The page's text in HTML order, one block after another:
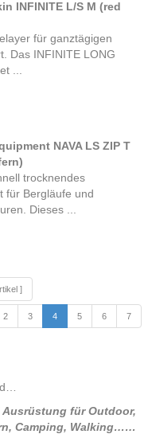
INFINITE L/S M (red
für ganztägigen
Das INFINITE LONG
...
NAVA LS ZIP T
trocknendes
für Bergläufe und
Dieses ...
]
2 3 4 5 6 7
für Outdoor,
Camping, Walking……